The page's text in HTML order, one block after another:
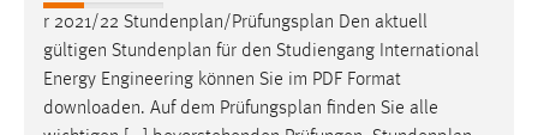
r 2021/22 Stundenplan/Prüfungsplan Den aktuell
gültigen Stundenplan für den Studiengang International
Energy Engineering können Sie im PDF Format
downloaden. Auf dem Prüfungsplan finden Sie alle